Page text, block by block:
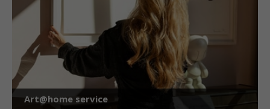
Art@home service